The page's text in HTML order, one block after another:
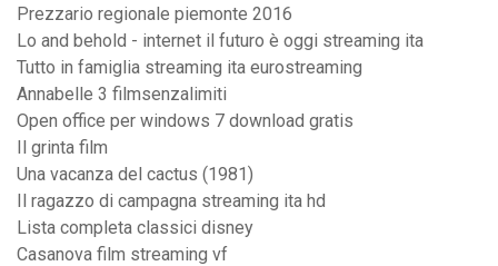
Prezzario regionale piemonte 2016
Lo and behold - internet il futuro è oggi streaming ita
Tutto in famiglia streaming ita eurostreaming
Annabelle 3 filmsenzalimiti
Open office per windows 7 download gratis
Il grinta film
Una vacanza del cactus (1981)
Il ragazzo di campagna streaming ita hd
Lista completa classici disney
Casanova film streaming vf